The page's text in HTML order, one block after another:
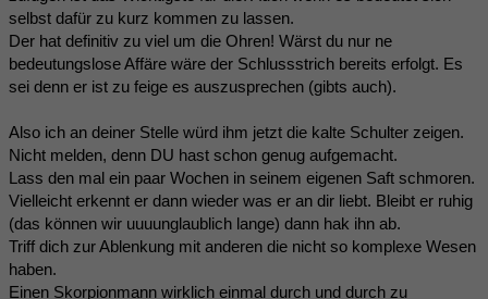
selbst dafür zu kurz kommen zu lassen.
Der hat definitiv zu viel um die Ohren! Wärst du nur ne
bedeutungslose Affäre wäre der Schlussstrich bereits erfolgt. Es
sei denn er ist zu feige es auszusprechen (gibts auch).
Also ich an deiner Stelle würd ihm jetzt die kalte Schulter zeigen.
Nicht melden, denn DU hast schon genug aufgemacht.
Lass den mal ein paar Wochen in seinem eigenen Saft schmoren.
Vielleicht erkennt er dann wieder was er an dir liebt. Bleibt er ruhig
(das können wir uuuunglaublich lange) dann hak ihn ab.
Triff dich zur Ablenkung mit anderen die nicht so komplexe Wesen
haben.
Einen Skorpionmann wirklich einmal durch und durch zu